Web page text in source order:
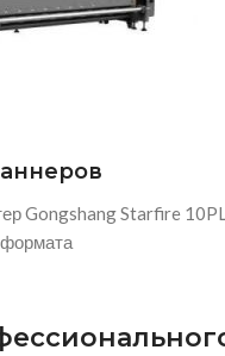
переносим
изготавливаем: флаги,